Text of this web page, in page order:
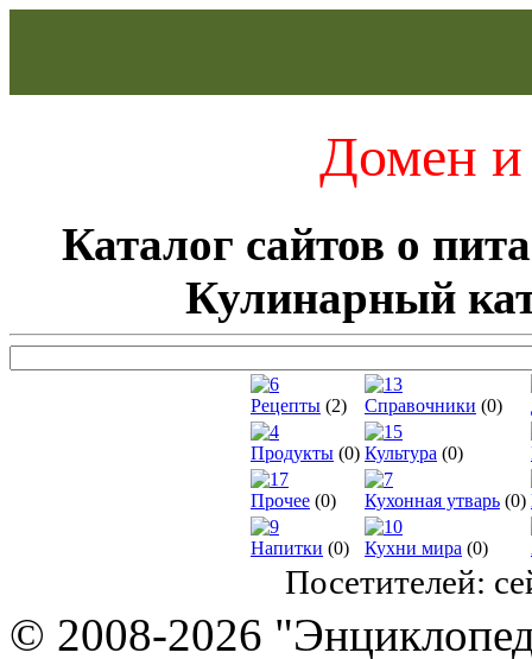
Домен и
Каталог сайтов о
Кулинарный
Рецепты (2) Справочники (0)
Продукты (0) Культура (0)
Прочее (0) Кухонная утварь (0)
Напитки (0) Кухни мира (0)
Посетителей:
© 2008-2026